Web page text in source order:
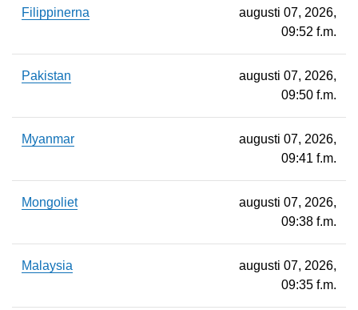
Filippinerna
augusti 07, 2026,
09:52 f.m.
Pakistan
augusti 07, 2026,
09:50 f.m.
Myanmar
augusti 07, 2026,
09:41 f.m.
Mongoliet
augusti 07, 2026,
09:38 f.m.
Malaysia
augusti 07, 2026,
09:35 f.m.